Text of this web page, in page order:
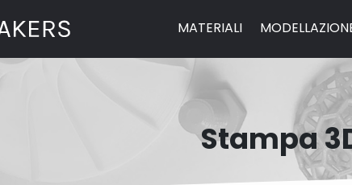
MATERIALI
Stampa